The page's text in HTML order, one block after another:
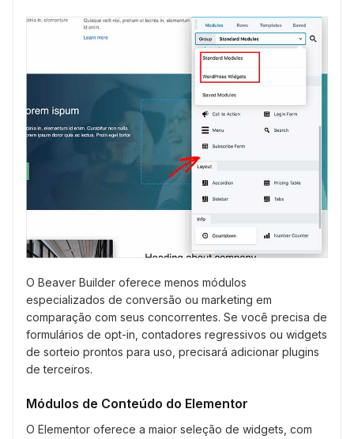
O Beaver Builder oferece menos módulos
especializados de conversão ou marketing em
comparação com seus concorrentes. Se você precisa de
formulários de opt-in, contadores regressivos ou widgets
de sorteio prontos para uso, precisará adicionar plugins
de terceiros.
Módulos de Conteúdo do Elementor
O Elementor oferece a maior seleção de widgets, com